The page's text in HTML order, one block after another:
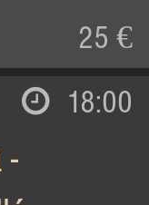
25 €
18:00
-